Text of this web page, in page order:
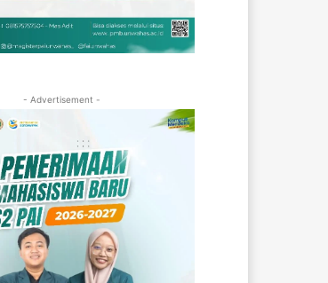
- Advertisement -